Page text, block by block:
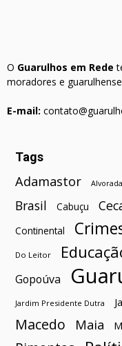
O Guarulhos em Rede
moradores e
E-mail:
Tags
Adamastor Alvorada
Brasil Cabuçu
Continental
Do Leitor
Gopoúva
Jardim Presidente Dutra
Macedo
Maia